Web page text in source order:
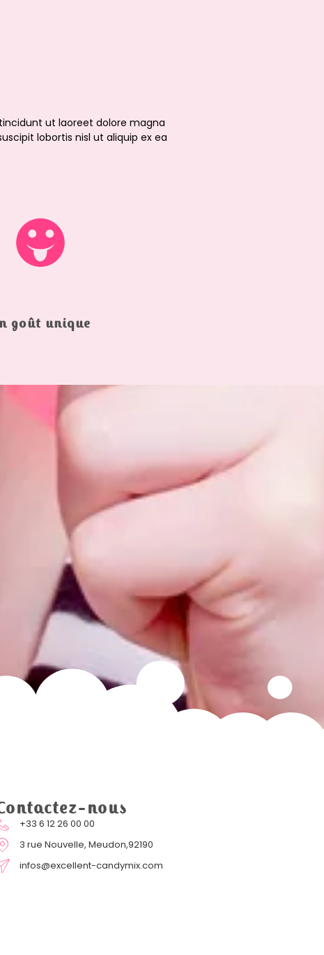
ut laoreet dolore magna
lobortis nisl ut aliquip ex ea
goût unique
nous
+33 6 12 26 00 00
3 rue Nouvelle, Meudon,92190
infos@excellent-candymix.com